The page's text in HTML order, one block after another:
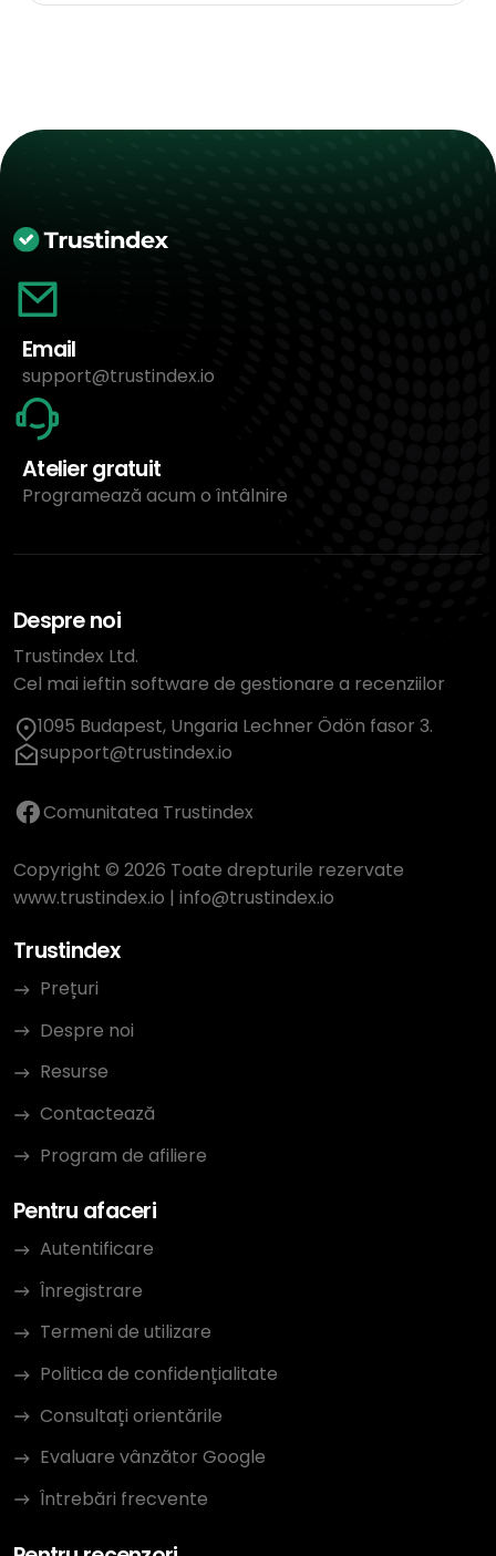
Email
support@trustindex.io
Atelier gratuit
Programează acum o întâlnire
Despre noi
Trustindex Ltd.
Cel mai ieftin software de gestionare a recenziilor
1095 Budapest, Ungaria Lechner Ödön fasor 3.
support@trustindex.io
Comunitatea Trustindex
Copyright © 2026 Toate drepturile rezervate
www.trustindex.io | info@trustindex.io
Trustindex
Prețuri
Despre noi
Resurse
Contactează
Program de afiliere
Pentru afaceri
Autentificare
Înregistrare
Termeni de utilizare
Politica de confidențialitate
Consultați orientările
Evaluare vânzător Google
Întrebări frecvente